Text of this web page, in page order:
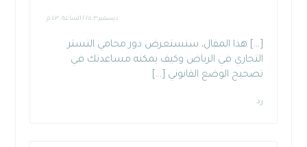
ديسمبر ٣, ٢٠٢٥ الساعة ٤:٣٠ م
[…] هذا المقال، سنستعرض دور محامي التستر
التجاري في الرياض وكيف يمكنه مساعدتك في
تصحيح الوضع القانوني […]
رد